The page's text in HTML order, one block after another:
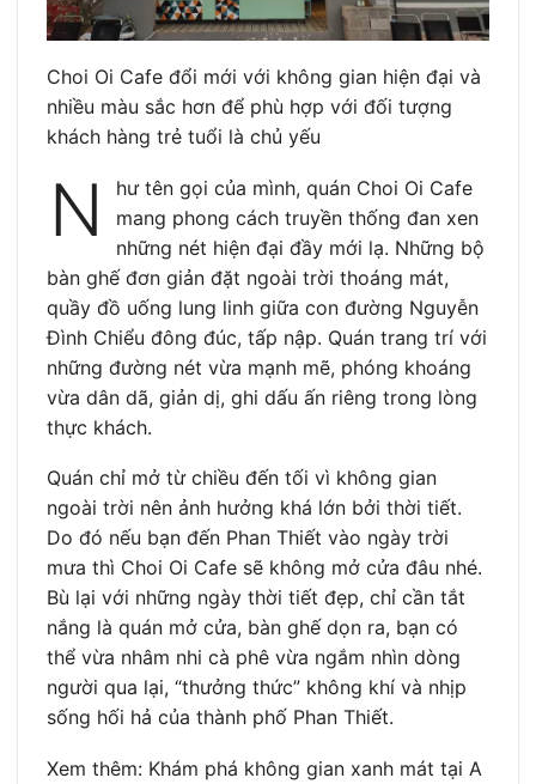
Choi Oi Cafe đổi mới với không gian hiện đại và
nhiều màu sắc hơn để phù hợp với đối tượng
khách hàng trẻ tuổi là chủ yếu
N
hư tên gọi của mình, quán Choi Oi Cafe
mang phong cách truyền thống đan xen
những nét hiện đại đầy mới lạ. Những bộ
bàn ghế đơn giản đặt ngoài trời thoáng mát,
quầy đồ uống lung linh giữa con đường Nguyễn
Đình Chiểu đông đúc, tấp nập. Quán trang trí với
những đường nét vừa mạnh mẽ, phóng khoáng
vừa dân dã, giản dị, ghi dấu ấn riêng trong lòng
thực khách.
Quán chỉ mở từ chiều đến tối vì không gian
ngoài trời nên ảnh hưởng khá lớn bởi thời tiết.
Do đó nếu bạn đến Phan Thiết vào ngày trời
mưa thì Choi Oi Cafe sẽ không mở cửa đâu nhé.
Bù lại với những ngày thời tiết đẹp, chỉ cần tắt
nắng là quán mở cửa, bàn ghế dọn ra, bạn có
thể vừa nhâm nhi cà phê vừa ngắm nhìn dòng
người qua lại, “thưởng thức” không khí và nhịp
sống hối hả của thành phố Phan Thiết.
Xem thêm: Khám phá không gian xanh mát tại A